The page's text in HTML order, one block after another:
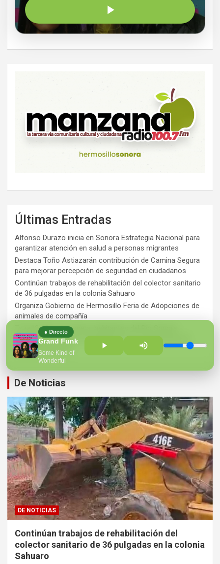
● Directo
Grand Funk
Some Kind of
Wonderful
Últimas Entradas
Alfonso Durazo inicia en Sonora Estrategia Nacional para
garantizar atención en salud a personas migrantes
Destaca Toño Astiazarán contribución de Camina Segura
para mejorar percepción de seguridad en ciudadanos
Continúan trabajos de rehabilitación del colector sanitario
de 36 pulgadas en la colonia Sahuaro
Organiza Gobierno de Hermosillo Feria de Adopciones de
animales de compañía
Ts ra12 años de espera, habitantes del Río Sonora
agradecen a Durazo y Sheinbaum por construcción de
Hospital Regional
De Noticias
DE NOTICIAS
Continúan trabajos de rehabilitación del
colector sanitario de 36 pulgadas en la colonia
Sahuaro